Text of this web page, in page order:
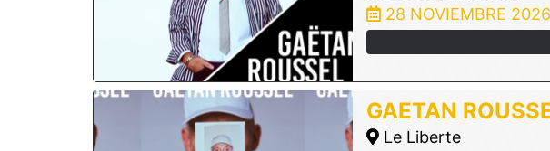
28 NOVIEMBRE 2026
GAETAN
Le Liberte